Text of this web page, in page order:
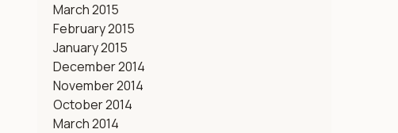
March 2015
February 2015
January 2015
December 2014
November 2014
October 2014
March 2014